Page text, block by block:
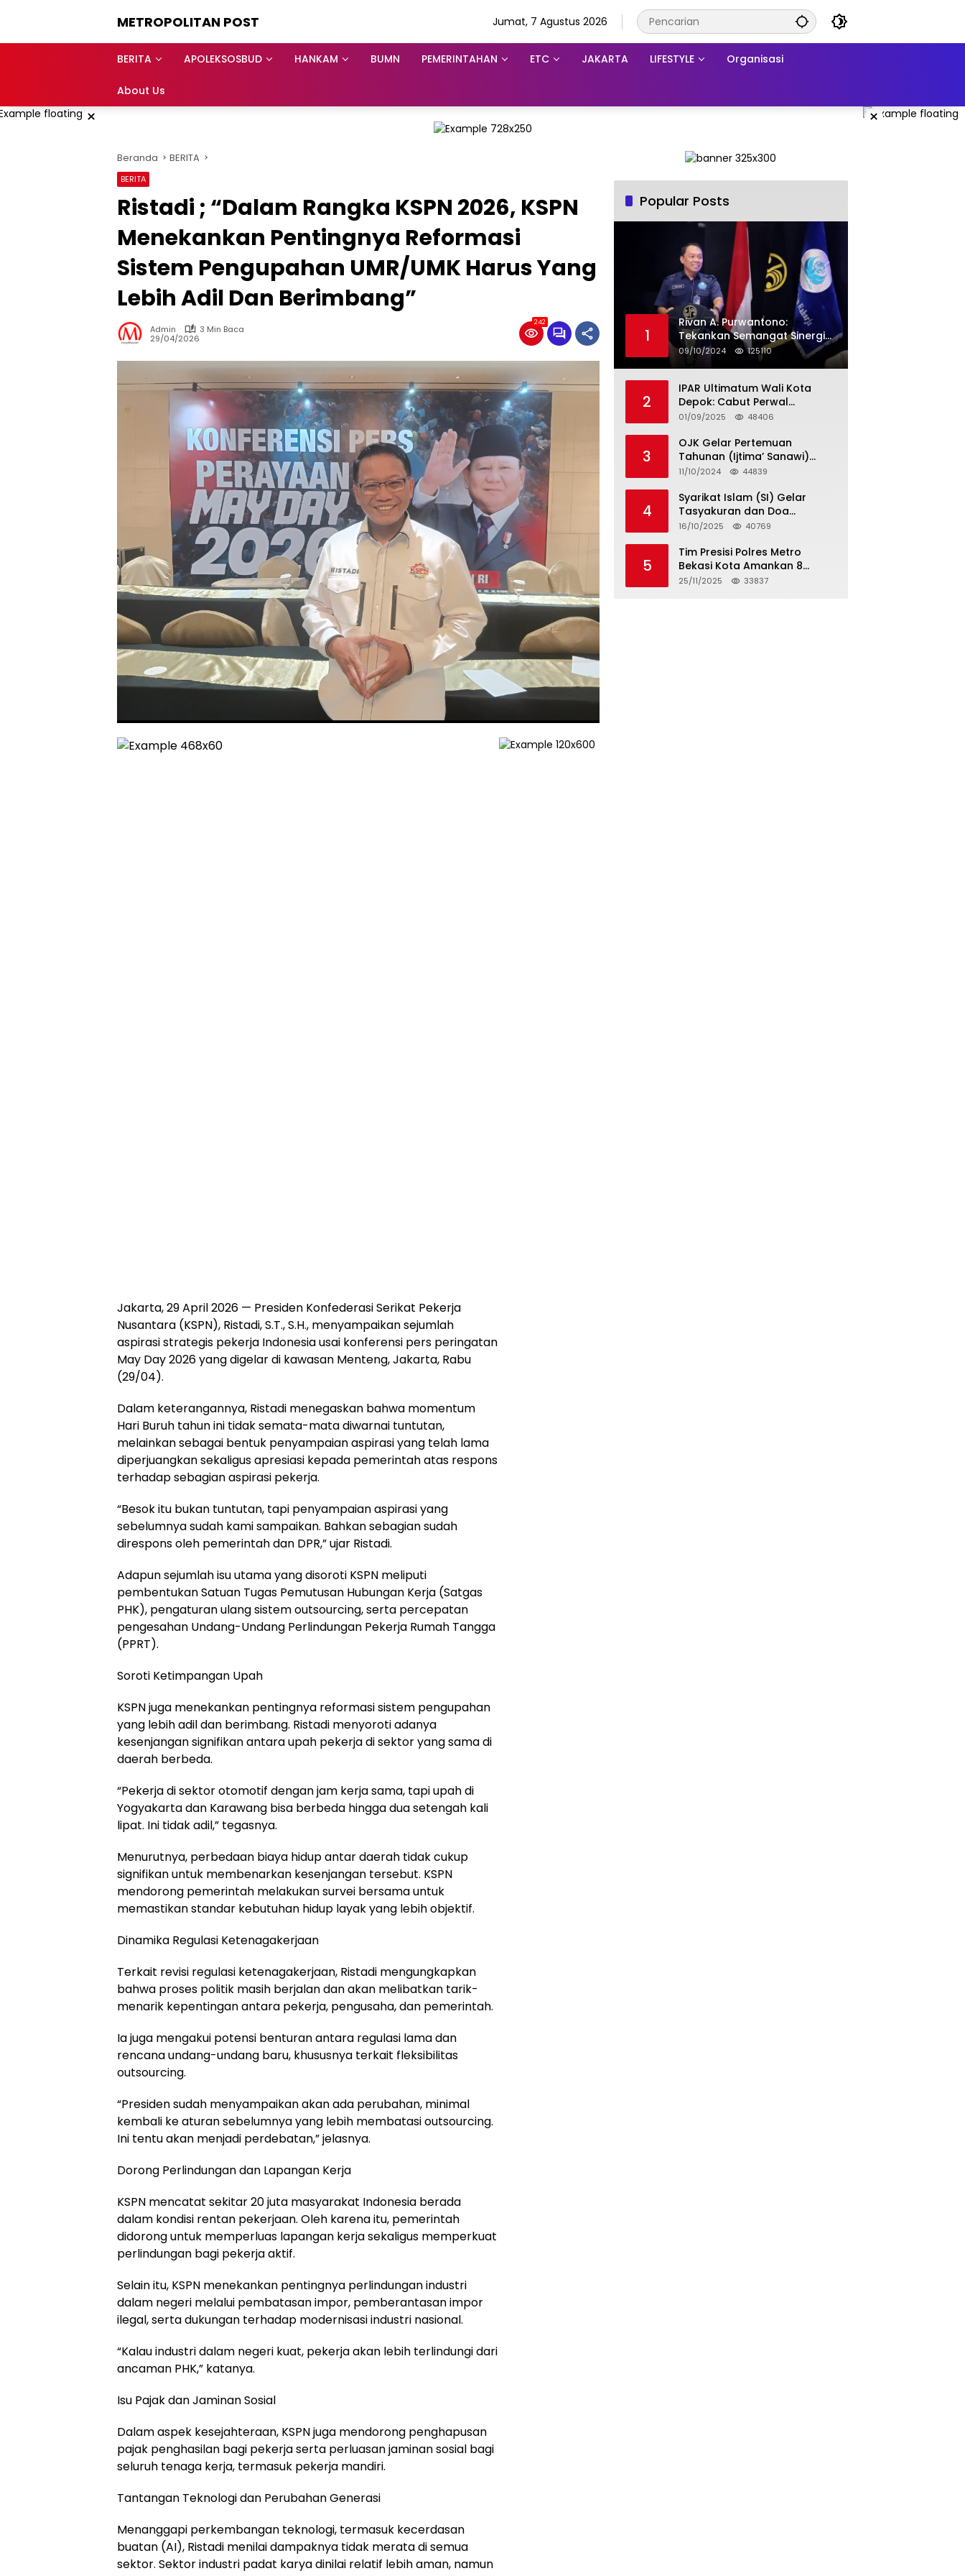
METROPOLITAN POST Jumat, 7 Agustus 2026
BERITA APOLEKSOSBUD HANKAM BUMN PEMERINTAHAN ETC JAKARTA LIFESTYLE Organisasi
About Us
× ×
Beranda BERITA
BERITA
Ristadi ; “Dalam Rangka KSPN 2026, KSPN
Menekankan Pentingnya Reformasi
Sistem Pengupahan UMR/UMK Harus Yang
Lebih Adil Dan Berimbang”
Admin
3 Min Baca
29/04/2026
242
Jakarta, 29 April 2026 — Presiden Konfederasi Serikat Pekerja
Nusantara (KSPN), Ristadi, S.T., S.H., menyampaikan sejumlah
aspirasi strategis pekerja Indonesia usai konferensi pers peringatan
May Day 2026 yang digelar di kawasan Menteng, Jakarta, Rabu
(29/04).
Dalam keterangannya, Ristadi menegaskan bahwa momentum
Hari Buruh tahun ini tidak semata-mata diwarnai tuntutan,
melainkan sebagai bentuk penyampaian aspirasi yang telah lama
diperjuangkan sekaligus apresiasi kepada pemerintah atas respons
terhadap sebagian aspirasi pekerja.
“Besok itu bukan tuntutan, tapi penyampaian aspirasi yang
sebelumnya sudah kami sampaikan. Bahkan sebagian sudah
direspons oleh pemerintah dan DPR,” ujar Ristadi.
Adapun sejumlah isu utama yang disoroti KSPN meliputi
pembentukan Satuan Tugas Pemutusan Hubungan Kerja (Satgas
PHK), pengaturan ulang sistem outsourcing, serta percepatan
pengesahan Undang-Undang Perlindungan Pekerja Rumah Tangga
(PPRT).
Soroti Ketimpangan Upah
KSPN juga menekankan pentingnya reformasi sistem pengupahan
yang lebih adil dan berimbang. Ristadi menyoroti adanya
kesenjangan signifikan antara upah pekerja di sektor yang sama di
daerah berbeda.
“Pekerja di sektor otomotif dengan jam kerja sama, tapi upah di
Yogyakarta dan Karawang bisa berbeda hingga dua setengah kali
lipat. Ini tidak adil,” tegasnya.
Menurutnya, perbedaan biaya hidup antar daerah tidak cukup
signifikan untuk membenarkan kesenjangan tersebut. KSPN
mendorong pemerintah melakukan survei bersama untuk
memastikan standar kebutuhan hidup layak yang lebih objektif.
Dinamika Regulasi Ketenagakerjaan
Terkait revisi regulasi ketenagakerjaan, Ristadi mengungkapkan
bahwa proses politik masih berjalan dan akan melibatkan tarik-
menarik kepentingan antara pekerja, pengusaha, dan pemerintah.
Ia juga mengakui potensi benturan antara regulasi lama dan
rencana undang-undang baru, khususnya terkait fleksibilitas
outsourcing.
“Presiden sudah menyampaikan akan ada perubahan, minimal
kembali ke aturan sebelumnya yang lebih membatasi outsourcing.
Ini tentu akan menjadi perdebatan,” jelasnya.
Dorong Perlindungan dan Lapangan Kerja
KSPN mencatat sekitar 20 juta masyarakat Indonesia berada
dalam kondisi rentan pekerjaan. Oleh karena itu, pemerintah
didorong untuk memperluas lapangan kerja sekaligus memperkuat
perlindungan bagi pekerja aktif.
Selain itu, KSPN menekankan pentingnya perlindungan industri
dalam negeri melalui pembatasan impor, pemberantasan impor
ilegal, serta dukungan terhadap modernisasi industri nasional.
“Kalau industri dalam negeri kuat, pekerja akan lebih terlindungi dari
ancaman PHK,” katanya.
Isu Pajak dan Jaminan Sosial
Dalam aspek kesejahteraan, KSPN juga mendorong penghapusan
pajak penghasilan bagi pekerja serta perluasan jaminan sosial bagi
seluruh tenaga kerja, termasuk pekerja mandiri.
Tantangan Teknologi dan Perubahan Generasi
Menanggapi perkembangan teknologi, termasuk kecerdasan
buatan (AI), Ristadi menilai dampaknya tidak merata di semua
sektor. Sektor industri padat karya dinilai relatif lebih aman, namun
Popular Posts
1
Rivan A. Purwantono:
Tekankan Semangat Sinergi
dan Kolaborasi dalam
Rakernas Serikat Pekerja Jasa
09/10/2024 125110
2
IPAR Ultimatum Wali Kota
Depok: Cabut Perwal
Tunjangan DPRD Rp40 Juta
Aksi Rakyat
01/09/2025 48406
3
OJK Gelar Pertemuan
Tahunan (Ijtima’ Sanawi)
Dewan Pengawas Syariah
11/10/2024 44839
4
Syarikat Islam (SI) Gelar
Tasyakuran dan Doa
Bersama Organisasi
16/10/2025 40769
5
Tim Presisi Polres Metro
Bekasi Kota Amankan 8
Remaja Diduga Hendak
25/11/2025 33837